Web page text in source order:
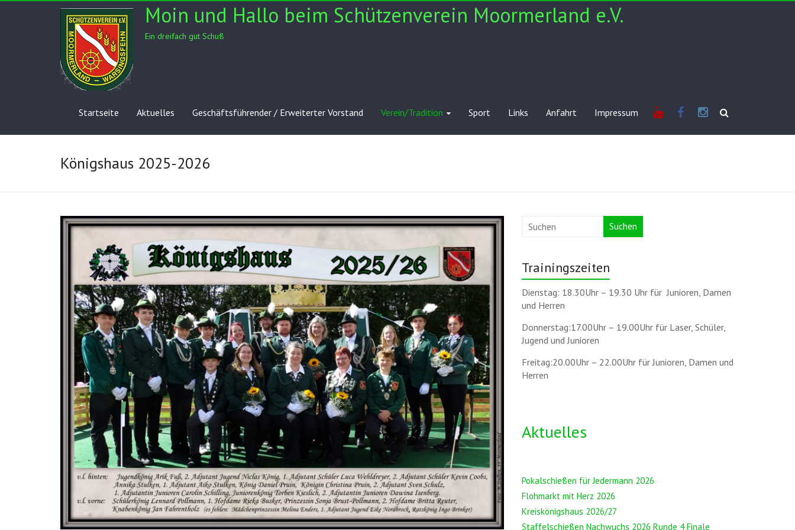
Moin und Hallo beim Schützenverein Moormerland e.V.
Ein dreifach gut Schuß
Startseite
Aktuelles Geschäftsführender / Erweiterter Vorstand Verein/Tradition Sport Links Anfahrt Impressum
Königshaus 2025-2026
Suchen
Trainingszeiten
Dienstag: 18.30Uhr – 19.30 Uhr für Junioren, Damen
und Herren
Donnerstag:17.00Uhr – 19.00Uhr für Laser, Schüler,
Jugend und Junioren
Freitag:20.00Uhr – 22.00Uhr für Junioren, Damen und
Herren
Aktuelles
Pokalschießen für Jedermann 2026
Flohmarkt mit Herz 2026
Kreiskönigshaus 2026/27
Staffelschießen Nachwuchs 2026 Runde 4 Finale